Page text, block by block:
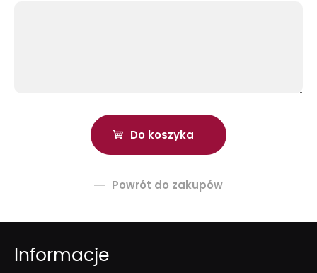
Powrót do zakupów
Informacje